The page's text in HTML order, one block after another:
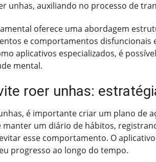
unhas, auxiliando no processo de
oferece uma abordagem
e comportamentos disfuncionais
aplicativos especializados, é
mental.
roer unhas:
é importante criar um plano de
um diário de hábitos,
esse comportamento. O
progresso ao longo do tempo.